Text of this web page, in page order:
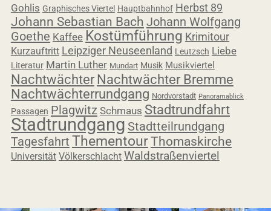
Gohlis Graphisches Viertel Hauptbahnhof Herbst 89
Johann Sebastian Bach Johann Wolfgang
Goethe Kaffee Kostümführung Krimitour
Kurzauftritt Leipziger Neuseenland Leutzsch Liebe
Literatur Martin Luther Mundart Musik Musikviertel
NachtwächterNachtwächter Bremme
Nachtwächterrundgang Nordvorstadt Panoramablick
Passagen Plagwitz Schmaus Stadtrundfahrt
Stadtrundgang Stadtteilrundgang
Tagesfahrt ThementourThomaskirche
Universität Völkerschlacht Waldstraßenviertel